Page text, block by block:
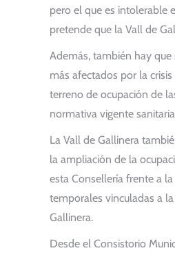
pero el que es intolerable
pretende que la Vall de
Además, también hay
más afectados por la
terreno de ocupación de
normativa vigente
La Vall de Gallinera
la ampliación de la
esta Consellería frente a
temporales vinculadas a
Gallinera.
Desde el Consistorio